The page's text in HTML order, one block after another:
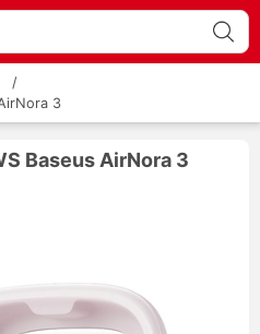
/
3
Baseus AirNora 3